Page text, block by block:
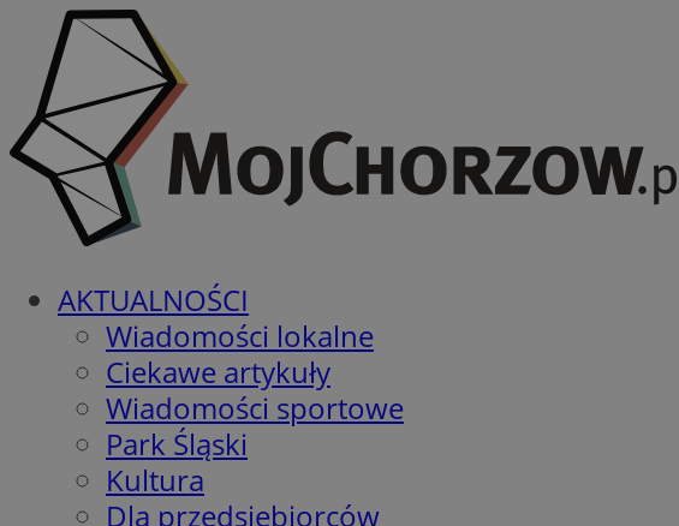
AKTUALNOŚCI
Wiadomości lokalne
Ciekawe artykuły
Wiadomości sportowe
Park Śląski
Kultura
Dla przedsiębiorców